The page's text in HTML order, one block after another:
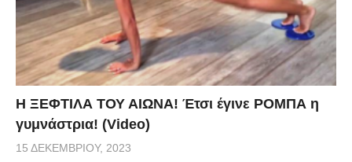
Η ΞΕΦΤΙΛΑ ΤΟΥ ΑΙΩΝΑ! Έτσι έγινε ΡΟΜΠΑ η
γυμνάστρια! (Video)
15 ΔΕΚΕΜΒΡΊΟΥ, 2023